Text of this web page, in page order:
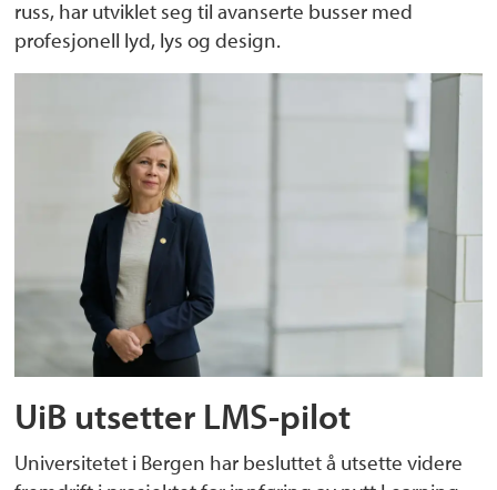
russ, har utviklet seg til avanserte busser med
profesjonell lyd, lys og design.
UiB utsetter LMS-pilot
Universitetet i Bergen har besluttet å utsette videre